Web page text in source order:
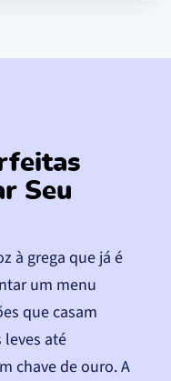
Seu
à grega que já é
um menu
que casam
até
chave de ouro. A